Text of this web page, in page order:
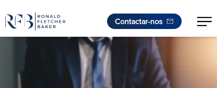
Saltar para o conteúdo
Contactar-nos